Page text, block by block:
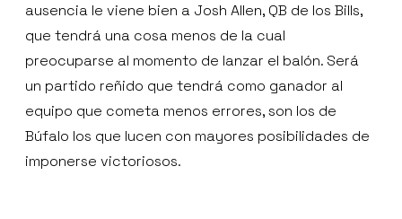
ausencia le viene bien a Josh Allen, QB de los Bills,
que tendrá una cosa menos de la cual
preocuparse al momento de lanzar el balón. Será
un partido reñido que tendrá como ganador al
equipo que cometa menos errores, son los de
Búfalo los que lucen con mayores posibilidades de
imponerse victoriosos.